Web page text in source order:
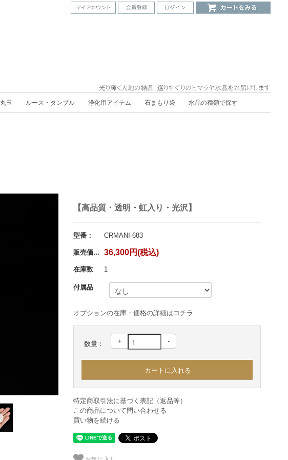
丸玉 ルース・タンブル 浄化用アイテム 石まもり袋 水晶の種類で探す
【高品質・透明・虹入り・光沢】
型番： CRMANI-683
販売価格： 36,300円(税込)
在庫数 1
付属品
オプションの在庫・価格の詳細はコチラ
数量： + -
特定商取引法に基づく表記（返品等）
この商品について問い合わせる
買い物を続ける